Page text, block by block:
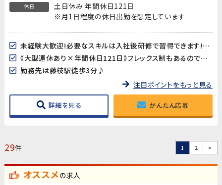
休日
土日休み 年間休日121日
※月1日程度の休日出勤を想定しています
未経験大歓迎!必要なスキルは入社後研修で習得できます!※研修は島田市、静岡市内の弊社拠点で行います
《大型連休あり×年間休日121日》フレックス制もあるのでワークライフバランスも取り易い♪
勤務先は藤枝駅徒歩3分♪
注目ポイントをもっと見る
詳細を見る かんたん応募
29件 1 2 >
オススメの求人